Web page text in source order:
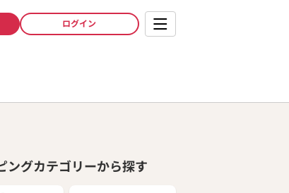
ログイン
ングカテゴリーから探す